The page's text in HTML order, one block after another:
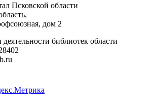
Псковской области
дом 2
библиотек области